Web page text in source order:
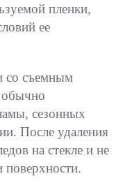
пленки,
ее
со съемным
обычно
сезонных
После удаления
на стекле и не
поверхности.